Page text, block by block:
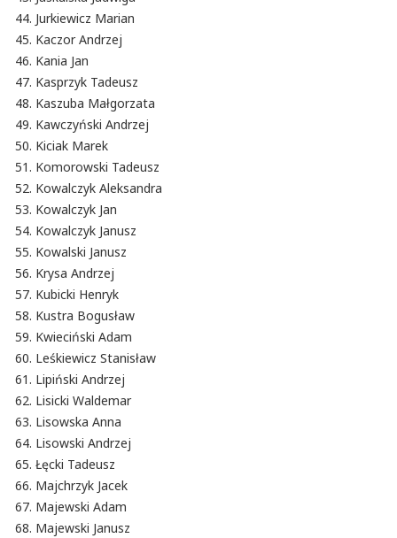
Jurkiewicz Marian
Kaczor Andrzej
Kania Jan
Kasprzyk Tadeusz
Kaszuba Małgorzata
Kawczyński Andrzej
Kiciak Marek
Komorowski Tadeusz
Kowalczyk Aleksandra
Kowalczyk Jan
Kowalczyk Janusz
Kowalski Janusz
Krysa Andrzej
Kubicki Henryk
Kustra Bogusław
Kwieciński Adam
Leśkiewicz Stanisław
Lipiński Andrzej
Lisicki Waldemar
Lisowska Anna
Lisowski Andrzej
Łęcki Tadeusz
Majchrzyk Jacek
Majewski Adam
Majewski Janusz